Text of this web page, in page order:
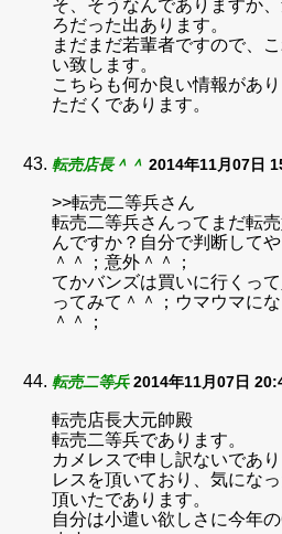
そ、そうなんでありますか
ろだった出あります。
まだまだ若輩者ですので、
い致します。
こちらも何か良い情報があ
ただくであります。
転売店長＾＾ 2014年11月07日
>>転売二等兵さん
転売二等兵さんってまだ転
んですか？自分で判断して
＾＾；意外＾＾；
てかバンズは買いに行くっ
ってみて＾＾；ウマウマに
＾＾；
転売二等兵 2014年11月07日
転売店長大元帥殿
転売二等兵であります。
カメレスで申し訳ないであり
レスを頂いており、気にな
頂いたであります。
自分は小遣い欲しさに今年